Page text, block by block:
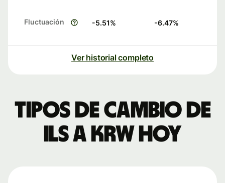
Fluctuación -5.51% -6.47%
Ver historial completo
Tipos de cambio de
ILS a KRW hoy